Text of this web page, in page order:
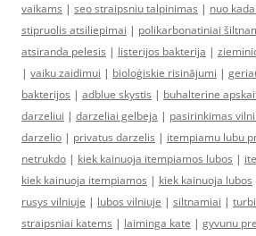
vaikams | seo straipsniu talpinimas | nuo
stipruolis atsiliepimai | polikarbonatiniai
atsiranda pelesis | listerijos bakterija |
| vaiku zaidimui | bioloģiskie risinājumi |
bakterijos | adblue skystis | buhalterine
darzeliui | darzeliai gelbeja | pasirinkimas
darzelio | privatus darzelis | itempiamu lubu
netrukdo | kiek kainuoja itempiamos lubos |
kiek kainuoja itempiamos | kiek kainuoja lubos
rusys vilniuje | lubos vilniuje | siltnamiai |
straipsniai katems | laiminga kate | gyvunu